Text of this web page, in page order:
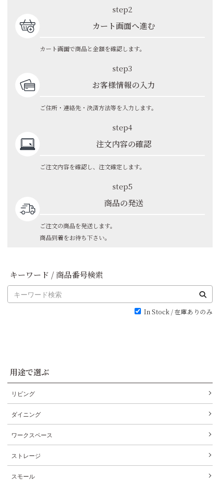
step2
カート画面へ進む
カート画面で商品と金額を確認します。
step3
お客様情報の入力
ご住所・連絡先・決済方法等を入力します。
step4
注文内容の確認
ご注文内容を確認し、注文確定します。
step5
商品の発送
ご注文の商品を発送します。
商品到着をお待ち下さい。
キーワード / 商品番号検索
In Stock / 在庫ありのみ
用途で選ぶ
リビング
ダイニング
ワークスペース
ストレージ
スモール